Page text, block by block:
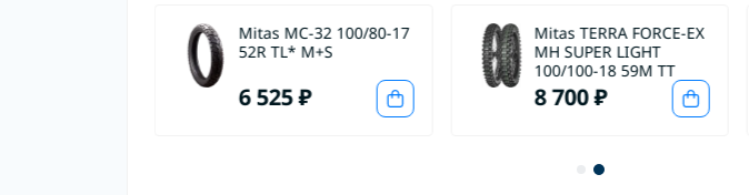
Mitas MC-32 100/80-17
52R TL* M+S
6 525 ₽
Mitas TERRA FORCE-EX
MH SUPER LIGHT
100/100-18 59M TT
8 700 ₽